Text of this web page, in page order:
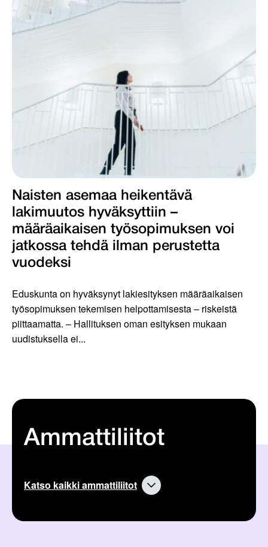
Naisten asemaa heikentävä
lakimuutos hyväksyttiin –
määräaikaisen työsopimuksen voi
jatkossa tehdä ilman perustetta
vuodeksi
Eduskunta on hyväksynyt lakiesityksen määräaikaisen
työsopimuksen tekemisen helpottamisesta – riskeistä
piittaamatta. – Hallituksen oman esityksen mukaan
uudistuksella ei...
Ammattiliitot
Katso kaikki ammattiliitot